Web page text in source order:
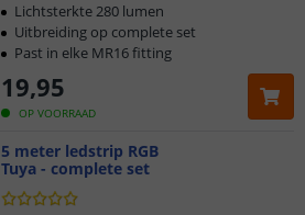
OP VOORRAAD
19,95
Lichtsterkte 280 lumen
Uitbreiding op complete set
Past in elke MR16 fitting
5 meter ledstrip RGB
Tuya - complete set